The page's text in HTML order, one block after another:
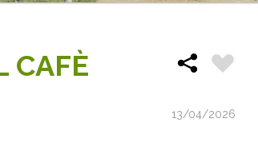
CAFÈ
13/04/2026